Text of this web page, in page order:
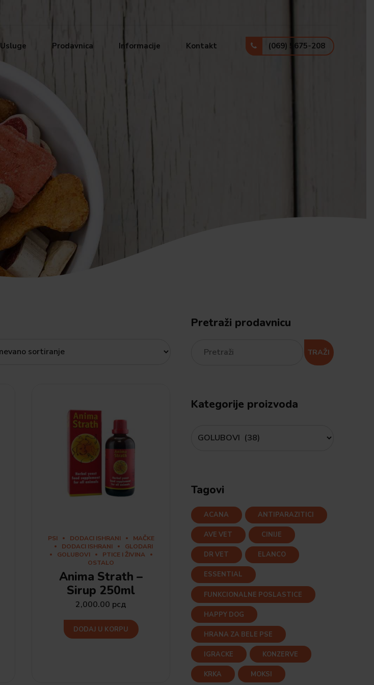
(069) 5675-208
Usluge Prodavnica Informacije Kontakt
PSI DODACI ISHRANI
MAČKE
DODACI ISHRANI
GLODARI
GOLUBOVI
PTICE I ŽIVINA
OSTALO
Anima Strath –
Sirup 250ml
2,000.00 рсд
DODAJ U KORPU
Pretraži prodavnicu
TRAŽI
Kategorije proizvoda
Tagovi
ACANA ANTIPARAZITICI
AVE VET CINIJE
DR VET ELANCO
ESSENTIAL
FUNKCIONALNE POSLASTICE
HAPPY DOG
HRANA ZA BELE PSE
IGRACKE KONZERVE
KRKA MOKSI